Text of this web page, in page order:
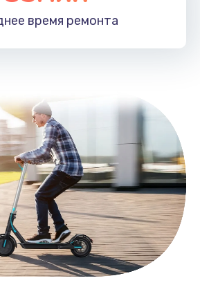
1890 руб.
время ремонта